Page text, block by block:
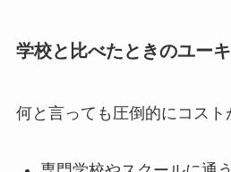
学校と比べたときのユー
何と言っても圧倒的にコスト